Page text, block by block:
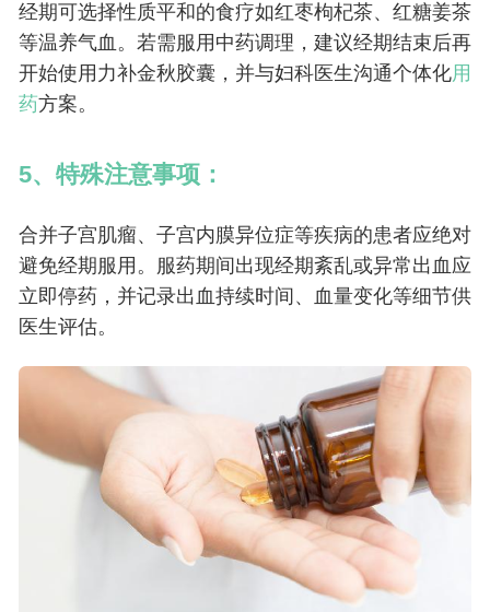
经期可选择性质平和的食疗如红枣枸杞茶、红糖姜茶
等温养气血。若需服用中药调理，建议经期结束后再
开始使用力补金秋胶囊，并与妇科医生沟通个体化用
药方案。
5、特殊注意事项：
合并子宫肌瘤、子宫内膜异位症等疾病的患者应绝对
避免经期服用。服药期间出现经期紊乱或异常出血应
立即停药，并记录出血持续时间、血量变化等细节供
医生评估。